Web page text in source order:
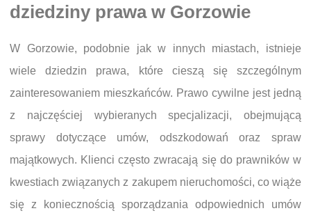
dziedziny prawa w Gorzowie
W Gorzowie, podobnie jak w innych miastach, istnieje
wiele dziedzin prawa, które cieszą się szczególnym
zainteresowaniem mieszkańców. Prawo cywilne jest jedną
z najczęściej wybieranych specjalizacji, obejmującą
sprawy dotyczące umów, odszkodowań oraz spraw
majątkowych. Klienci często zwracają się do prawników w
kwestiach związanych z zakupem nieruchomości, co wiąże
się z koniecznością sporządzania odpowiednich umów